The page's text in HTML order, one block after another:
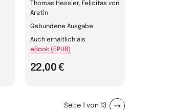
Thomas Hessler, Felicitas von
Aretin
Gebundene Ausgabe
22,00 €
Auch erhältlich als
eBook (EPUB)
Seite 1 von 13